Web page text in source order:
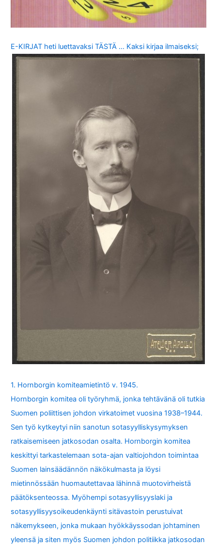
E-KIRJAT heti luettavaksi TÄSTÄ … Kaksi kirjaa ilmaiseksi;
1. Hornborgin komiteamietintö v. 1945.
Hornborgin komitea oli työryhmä, jonka tehtävänä oli tutkia
Suomen poliittisen johdon virkatoimet vuosina 1938–1944.
Sen työ kytkeytyi niin sanotun sotasyylliskysymyksen
ratkaisemiseen jatkosodan osalta. Hornborgin komitea
keskittyi tarkastelemaan sota-ajan valtiojohdon toimintaa
Suomen lainsäädännön näkökulmasta ja löysi
mietinnössään huomautettavaa lähinnä muotovirheistä
päätöksenteossa. Myöhempi sotasyyllisyyslaki ja
sotasyyllisyysoikeudenkäynti sitävastoin perustuivat
näkemykseen, jonka mukaan hyökkäyssodan johtaminen
yleensä ja siten myös Suomen johdon politiikka jatkosodan